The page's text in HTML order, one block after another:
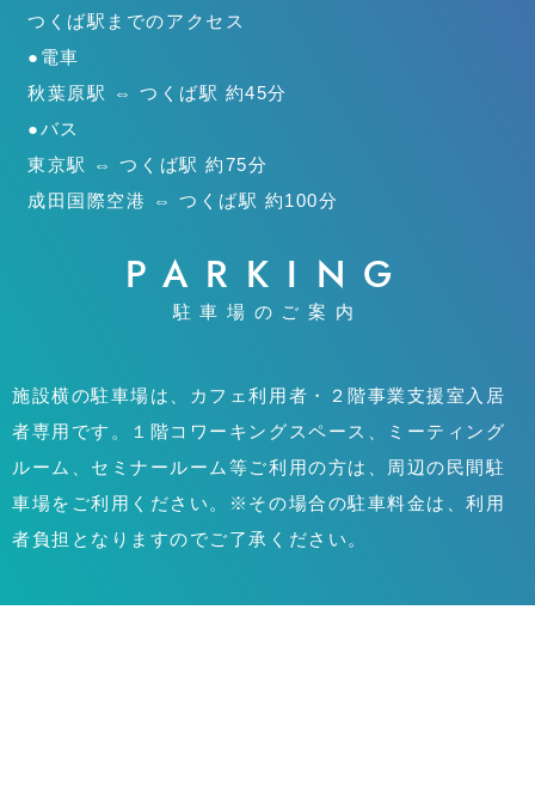
つくば駅までのアクセス
●電車
秋葉原駅 ⇔ つくば駅 約45分
●バス
東京駅 ⇔ つくば駅 約75分
成田国際空港 ⇔ つくば駅 約100分
PARKING
駐車場のご案内
施設横の駐車場は、カフェ利用者・２階事業支援室入居
者専用です。１階コワーキングスペース、ミーティング
ルーム、セミナールーム等ご利用の方は、周辺の民間駐
車場をご利用ください。※その場合の駐車料金は、利用
者負担となりますのでご了承ください。